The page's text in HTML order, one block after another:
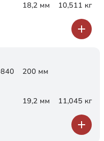
18,2 мм 10,511 кг
200 мм
19,2 мм 11,045 кг